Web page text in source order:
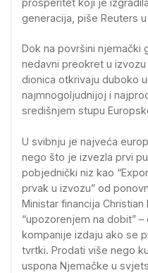
prosperitet koji je
generacija, piše Reuters
Dok na površini njemački
nedavni preokret u
dionica otkrivaju duboko
najmnogoljudnijoj i
središnjem stupu
U svibnju je najveća
nego što je izvezla prvi
pobjednički niz kao
prvak u izvozu” od
Ministar financija
“upozorenjem na dobit”
kompanije izdaju ako se
tvrtki. Prodati više nego
uspona Njemačke u